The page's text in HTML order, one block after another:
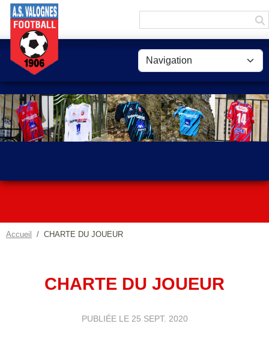
Accueil CHARTE DU JOUEUR
CHARTE DU JOUEUR
PUBLIÉE LE 25 SEPT. 2020
Panneau de gestion des cookies